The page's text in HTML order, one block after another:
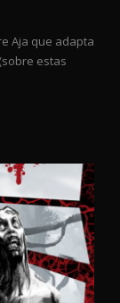
Aja que adapta
estas